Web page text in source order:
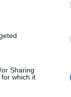
Sharing
which it